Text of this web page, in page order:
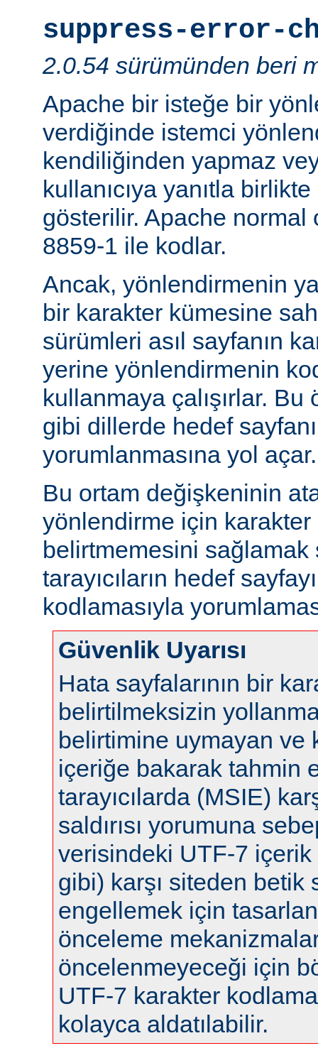
suppress-error-
2.0.54 sürümünden beri
Apache bir isteğe bir
verdiğinde istemci
kendiliğinden yapmaz
kullanıcıya yanıtla
gösterilir. Apache normal
8859-1 ile kodlar.
Ancak, yönlendirmenin
bir karakter kümesine
sürümleri asıl sayfanın
yerine yönlendirmenin
kullanmaya çalışırlar.
gibi dillerde hedef
yorumlanmasına yol açar.
Bu ortam değişkeninin
yönlendirme için karakter
belirtmemesini sağlamak
tarayıcıların hedef
kodlamasıyla
Güvenlik Uyarısı
Hata sayfalarının bir
belirtilmeksizin
belirtimine uymayan ve
içeriğe bakarak tahmin
tarayıcılarda (MSIE)
saldırısı yorumuna
verisindeki UTF-7
gibi) karşı siteden betik
engellemek için
önceleme
öncelenmeyeceği için
UTF-7 karakter
kolayca aldatılabilir.